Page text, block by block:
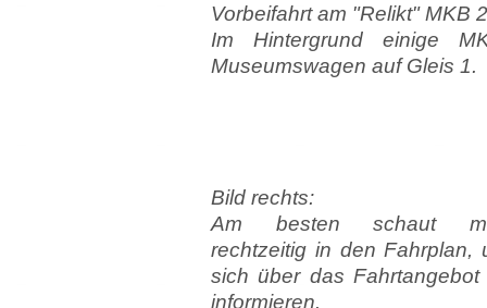
Vorbeifahrt am "Relikt" MKB
Im Hintergrund einige
Museumswagen auf Gleis 1.
Bild rechts:
Am besten schaut
rechtzeitig in den Fahrplan,
sich über das Fahrt­angebot
informieren.